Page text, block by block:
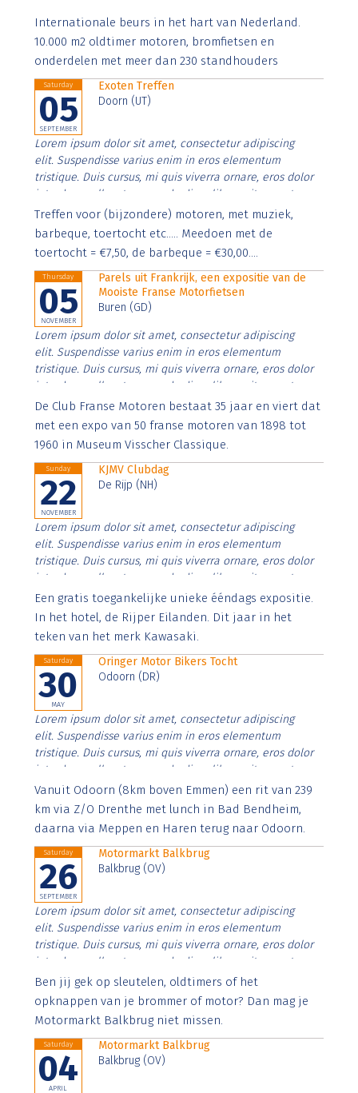
Aenean faucibus nibh et justo cursus id rutrum lorem
imperdiet. Nunc ut sem vitae risus tristique posuere.
Internationale beurs in het hart van Nederland.
10.000 m2 oldtimer motoren, bromfietsen en
onderdelen met meer dan 230 standhouders
Saturday
05
SEPTEMBER
Exoten Treffen
Doorn (UT)
Lorem ipsum dolor sit amet, consectetur adipiscing
elit. Suspendisse varius enim in eros elementum
tristique. Duis cursus, mi quis viverra ornare, eros dolor
interdum nulla, ut commodo diam libero vitae erat.
Aenean faucibus nibh et justo cursus id rutrum lorem
imperdiet. Nunc ut sem vitae risus tristique posuere.
Treffen voor (bijzondere) motoren, met muziek,
barbeque, toertocht etc..... Meedoen met de
toertocht = €7,50, de barbeque = €30,00....
Thursday
05
NOVEMBER
Parels uit Frankrijk, een expositie van de
Mooiste Franse Motorfietsen
Buren (GD)
Lorem ipsum dolor sit amet, consectetur adipiscing
elit. Suspendisse varius enim in eros elementum
tristique. Duis cursus, mi quis viverra ornare, eros dolor
interdum nulla, ut commodo diam libero vitae erat.
Aenean faucibus nibh et justo cursus id rutrum lorem
imperdiet. Nunc ut sem vitae risus tristique posuere.
De Club Franse Motoren bestaat 35 jaar en viert dat
met een expo van 50 franse motoren van 1898 tot
1960 in Museum Visscher Classique.
Sunday
22
NOVEMBER
KJMV Clubdag
De Rijp (NH)
Lorem ipsum dolor sit amet, consectetur adipiscing
elit. Suspendisse varius enim in eros elementum
tristique. Duis cursus, mi quis viverra ornare, eros dolor
interdum nulla, ut commodo diam libero vitae erat.
Aenean faucibus nibh et justo cursus id rutrum lorem
imperdiet. Nunc ut sem vitae risus tristique posuere.
Een gratis toegankelijke unieke ééndags expositie.
In het hotel, de Rijper Eilanden. Dit jaar in het
teken van het merk Kawasaki.
Saturday
30
MAY
Oringer Motor Bikers Tocht
Odoorn (DR)
Lorem ipsum dolor sit amet, consectetur adipiscing
elit. Suspendisse varius enim in eros elementum
tristique. Duis cursus, mi quis viverra ornare, eros dolor
interdum nulla, ut commodo diam libero vitae erat.
Aenean faucibus nibh et justo cursus id rutrum lorem
imperdiet. Nunc ut sem vitae risus tristique posuere.
Vanuit Odoorn (8km boven Emmen) een rit van 239
km via Z/O Drenthe met lunch in Bad Bendheim,
daarna via Meppen en Haren terug naar Odoorn.
Saturday
26
SEPTEMBER
Motormarkt Balkbrug
Balkbrug (OV)
Lorem ipsum dolor sit amet, consectetur adipiscing
elit. Suspendisse varius enim in eros elementum
tristique. Duis cursus, mi quis viverra ornare, eros dolor
interdum nulla, ut commodo diam libero vitae erat.
Aenean faucibus nibh et justo cursus id rutrum lorem
imperdiet. Nunc ut sem vitae risus tristique posuere.
Ben jij gek op sleutelen, oldtimers of het
opknappen van je brommer of motor? Dan mag je
Motormarkt Balkbrug niet missen.
Saturday
04
APRIL
Motormarkt Balkbrug
Balkbrug (OV)